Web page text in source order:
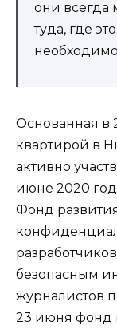
они всегда
туда, где
Основанная в
квартирой в
активно
июне 2020
Фонд
безопасным
журналистов
23 июня фонд